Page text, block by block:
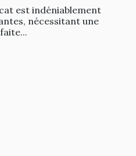
est indéniablement
nécessitant une